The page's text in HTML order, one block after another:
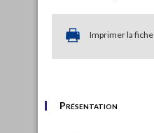
Imprimer la fiche
Présentation